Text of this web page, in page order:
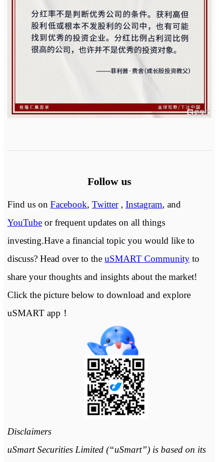
Follow us
Find us on Facebook, Twitter, Instagram, and
YouTubeor frequent updates on all things
investing.Have a financial topic you would like to
discuss? Head over to the uSMART Communityto
share your thoughts and insights about the market!
Click the picture below to download and explore
uSMART app！
Disclaimers
uSmart Securities Limited (“uSmart”) is based on its